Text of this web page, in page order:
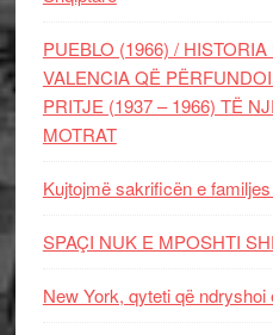
PUEBLO (1966) /
VALENCIA QË
PRITJE (1937 – 1966) TË
MOTRAT
Kujtojmë sakrificën e
SPAÇI NUK E MPOSHTI
New York, qyteti që